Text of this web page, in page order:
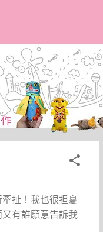
扯！我也很担憂
有誰願意告訴我